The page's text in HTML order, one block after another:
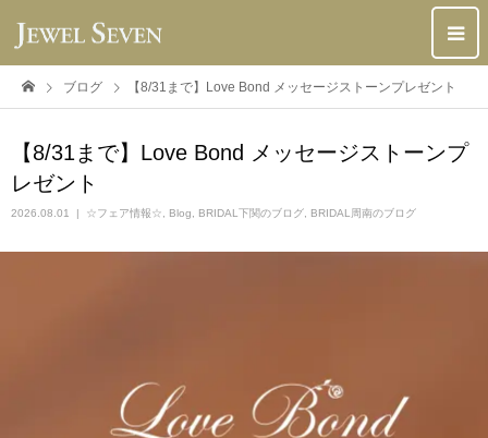
ブログ 【8/31まで】Love Bond メッセージストーンプレゼント
【8/31まで】Love Bond メッセージストーンプ
レゼント
2026.08.01 ☆フェア情報☆ Blog BRIDAL下関のブログ BRIDAL周南のブログ